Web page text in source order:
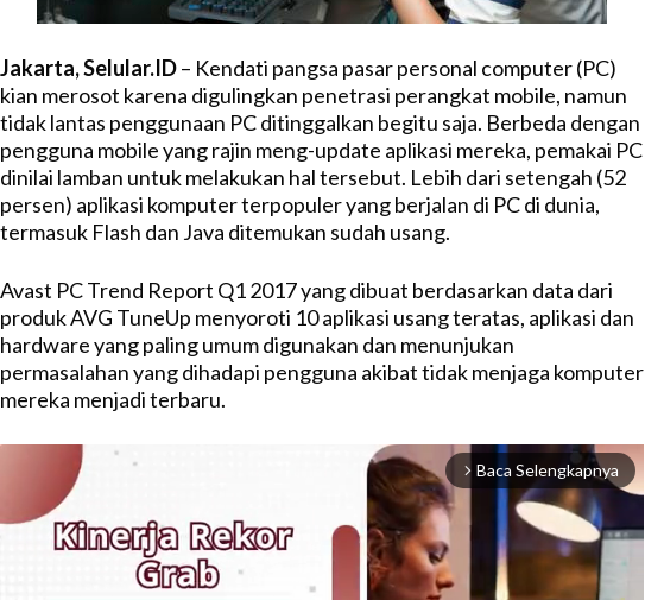
Jakarta, Selular.ID– Kendati pangsa pasar personal computer (PC)
kian merosot karena digulingkan penetrasi perangkat mobile, namun
tidak lantas penggunaan PC ditinggalkan begitu saja. Berbeda dengan
pengguna mobile yang rajin meng-update aplikasi mereka, pemakai PC
dinilai lamban untuk melakukan hal tersebut. Lebih dari setengah (52
persen) aplikasi komputer terpopuler yang berjalan di PC di dunia,
termasuk Flash dan Java ditemukan sudah usang.
Avast PC Trend Report Q1 2017 yang dibuat berdasarkan data dari
produk AVG TuneUp menyoroti 10 aplikasi usang teratas, aplikasi dan
hardware yang paling umum digunakan dan menunjukan
permasalahan yang dihadapi pengguna akibat tidak menjaga komputer
mereka menjadi terbaru.
arrow_forward_ios Baca Selengkapnya